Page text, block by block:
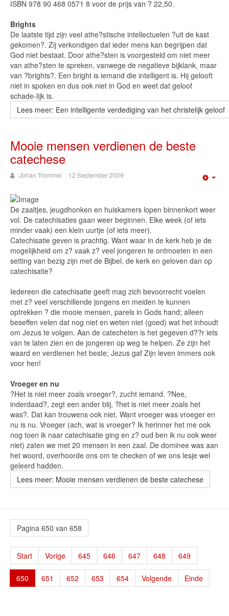
ISBN 978 90 468 0571 8 voor de prijs van ? 22,50.
Brights
De laatste tijd zijn veel athe?stische intellectuelen ?uit de kast
gekomen?. Zij verkondigen dat ieder mens kan begrijpen dat
God niet bestaat. Door athe?sten is voorgesteld om niet meer
van athe?sten te spreken, vanwege de negatieve bijklank, maar
van ?brights?. Een bright is iemand die intelligent is. Hij gelooft
niet in spoken en dus ook niet in God en weet dat geloof
schade-lijk is.
Lees meer: Een intelligente verdediging van het christelijk geloof
Mooie mensen verdienen de beste
catechese
Johan Trommel 12 September 2009
De zaaltjes, jeugdhonken en huiskamers lopen binnenkort weer
vol. De catechisaties gaan weer beginnen. Elke week (of iets
minder vaak) een klein uurtje (of iets meer).
Catechisatie geven is prachtig. Want waar in de kerk heb je de
mogelijkheid om z? vaak z? veel jongeren te ontmoeten in een
setting van bezig zijn met de Bijbel, de kerk en geloven dan op
catechisatie?
Iedereen die catechisatie geeft mag zich bevoorrecht voelen
met z? veel verschillende jongens en meiden te kunnen
optrekken ? die mooie mensen, parels in Gods hand; alleen
beseffen velen dat nog niet en weten niet (goed) wat het inhoudt
om Jezus te volgen. Aan de catecheten is het gegeven d??r iets
van te laten zien en de jongeren op weg te helpen. Ze zijn het
waard en verdienen het beste; Jezus gaf Zijn leven immers ook
voor hen!
Vroeger en nu
?Het is niet meer zoals vroeger?, zucht iemand. ?Nee,
inderdaad?, zegt een ander blij, ?het is niet meer zoals het
was?. Dat kan trouwens ook niet. Want vroeger was vroeger en
nu is nu. Vroeger (ach, wat is vroeger? Ik herinner het me ook
nog toen ik naar catechisatie ging en z? oud ben ik nu ook weer
niet) zaten we met 20 mensen in een zaal. De dominee was aan
het woord, overhoorde ons om te checken of we ons lesje wel
geleerd hadden.
Lees meer: Mooie mensen verdienen de beste catechese
Pagina 650 van 658
Start Vorige 645 646 647 648 649
650 651 652 653 654 Volgende Einde